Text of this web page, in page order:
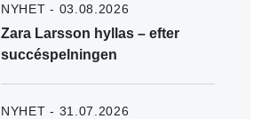
NYHET - 03.08.2026
Zara Larsson hyllas – efter
succéspelningen
NYHET - 31.07.2026